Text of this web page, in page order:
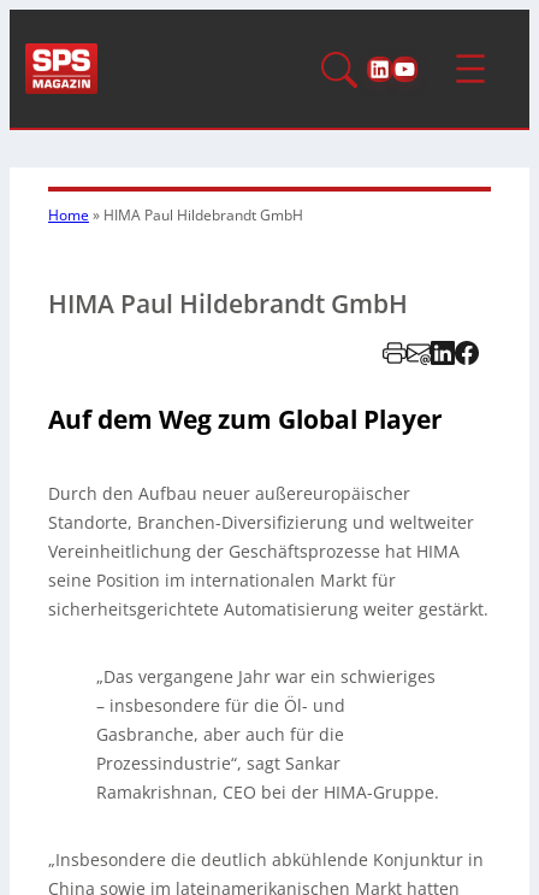
LinkedIn
YouTube
Home» HIMA Paul Hildebrandt GmbH
HIMA Paul Hildebrandt GmbH
Auf dem Weg zum Global Player
Durch den Aufbau neuer außereuropäischer
Standorte, Branchen-Diversifizierung und weltweiter
Vereinheitlichung der Geschäftsprozesse hat HIMA
seine Position im internationalen Markt für
sicherheitsgerichtete Automatisierung weiter gestärkt.
„Das vergangene Jahr war ein schwieriges
– insbesondere für die Öl- und
Gasbranche, aber auch für die
Prozessindustrie“, sagt Sankar
Ramakrishnan, CEO bei der HIMA-Gruppe.
„Insbesondere die deutlich abkühlende Konjunktur in
China sowie im lateinamerikanischen Markt hatten